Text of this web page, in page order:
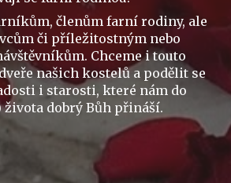
členům farní rodiny, ale
či příležitostným nebo
Chceme i touto
našich kostelů a podělit se
i starosti, které nám do
života dobrý Bůh přináší.